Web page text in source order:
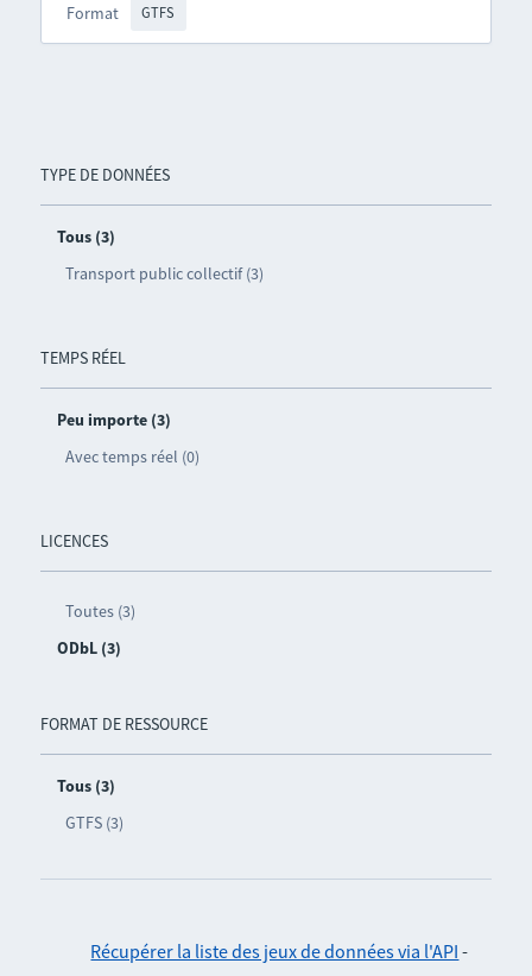
TYPE DE DONNÉES
Tous (3)
Transport public collectif (3)
TEMPS RÉEL
Peu importe (3)
Avec temps réel (0)
LICENCES
Toutes (3)
ODbL (3)
FORMAT DE RESSOURCE
Tous (3)
GTFS (3)
Format GTFS
Récupérer la liste des jeux de données via l'API -